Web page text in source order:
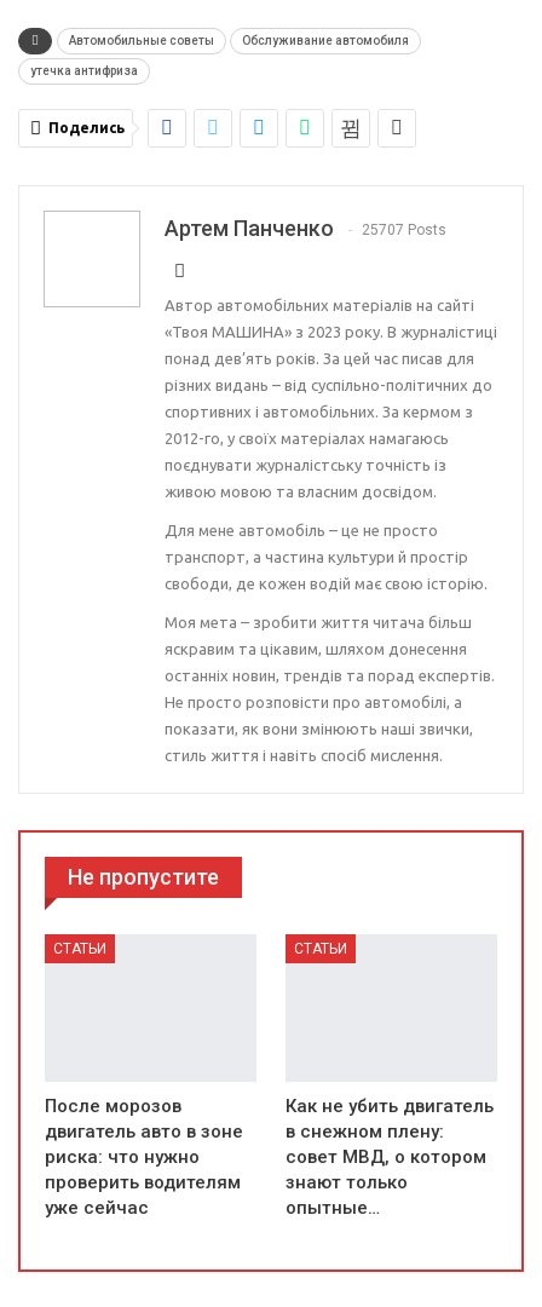
Автомобильные советы Обслуживание автомобиля
утечка антифриза
Поделись
Артем Панченко 25707 Posts
Автор автомобільних матеріалів на сайті
«Твоя МАШИНА» з 2023 року. В журналістиці
понад дев’ять років. За цей час писав для
різних видань – від суспільно-політичних до
спортивних і автомобільних. За кермом з
2012-го, у своїх матеріалах намагаюсь
поєднувати журналістську точність із
живою мовою та власним досвідом.
Для мене автомобіль – це не просто
транспорт, а частина культури й простір
свободи, де кожен водій має свою історію.
Моя мета – зробити життя читача більш
яскравим та цікавим, шляхом донесення
останніх новин, трендів та порад експертів.
Не просто розповісти про автомобілі, а
показати, як вони змінюють наші звички,
стиль життя і навіть спосіб мислення.
Не пропустите
СТАТЬИ
После морозов
двигатель авто в зоне
риска: что нужно
проверить водителям
уже сейчас
СТАТЬИ
Как не убить двигатель
в снежном плену:
совет МВД, о котором
знают только
опытные…